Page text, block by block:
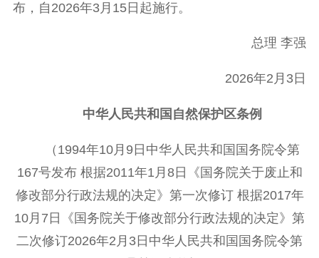
布，自2026年3月15日起施行。
总理 李强
2026年2月3日
中华人民共和国自然保护区条例
（1994年10月9日中华人民共和国国务院令第
167号发布 根据2011年1月8日《国务院关于废止和
修改部分行政法规的决定》第一次修订 根据2017年
10月7日《国务院关于修改部分行政法规的决定》第
二次修订2026年2月3日中华人民共和国国务院令第